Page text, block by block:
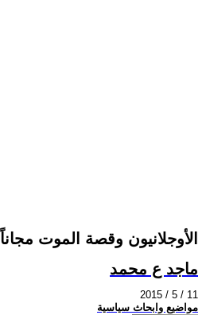
الأوجلانيون وقصة الموت مجاناً
ماجد ع محمد
2015 / 5 / 11
مواضيع وابحاث سياسية